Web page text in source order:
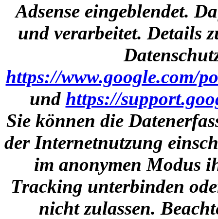
Adsense eingeblendet.
und verarbeitet. Details
https://www.google.com/
und https://
Sie können die
der Internetnutzung
im anonymen Modus
Tracking unterbinden
nicht zulassen.